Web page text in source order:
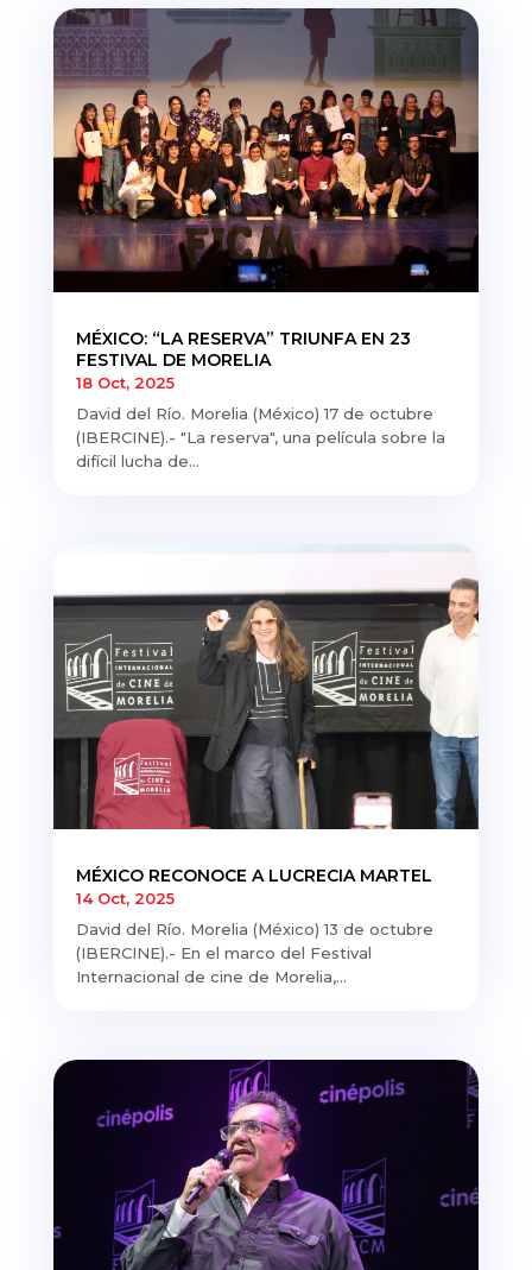
MÉXICO: “LA RESERVA” TRIUNFA EN 23
FESTIVAL DE MORELIA
18 Oct, 2025
David del Río. Morelia (México) 17 de octubre
(IBERCINE).- "La reserva", una película sobre la
difícil lucha de...
MÉXICO RECONOCE A LUCRECIA MARTEL
14 Oct, 2025
David del Río. Morelia (México) 13 de octubre
(IBERCINE).- En el marco del Festival
Internacional de cine de Morelia,...